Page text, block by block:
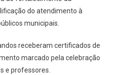
Libras
do atendimento à
municipais.
receberam certificados de
marcado pela celebração
e professores.